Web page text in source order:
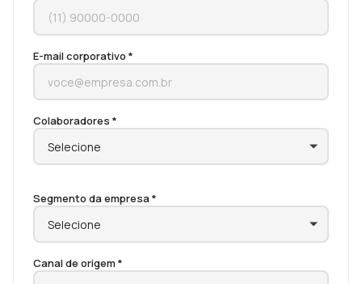
E-mail corporativo *
Colaboradores *
Segmento da empresa *
Canal de origem *